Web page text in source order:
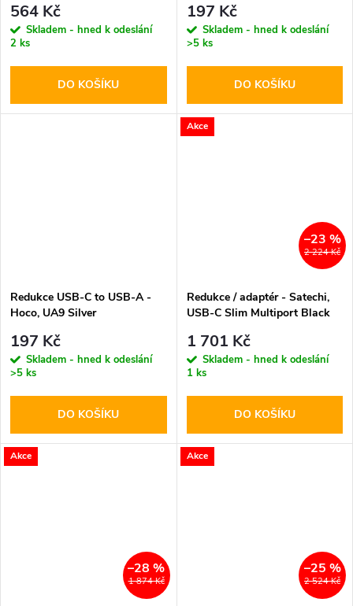
564 Kč
Skladem - hned k odeslání
2 ks
DO KOŠÍKU
197 Kč
Skladem - hned k odeslání
>5 ks
DO KOŠÍKU
Redukce USB-C to USB-A -
Hoco, UA9 Silver
197 Kč
Skladem - hned k odeslání
>5 ks
DO KOŠÍKU
Akce
2 224 Kč
–23 %
Redukce / adaptér - Satechi,
USB-C Slim Multiport Black
1 701 Kč
Skladem - hned k odeslání
1 ks
DO KOŠÍKU
Akce
1 874 Kč
–28 %
Akce
2 524 Kč
–25 %